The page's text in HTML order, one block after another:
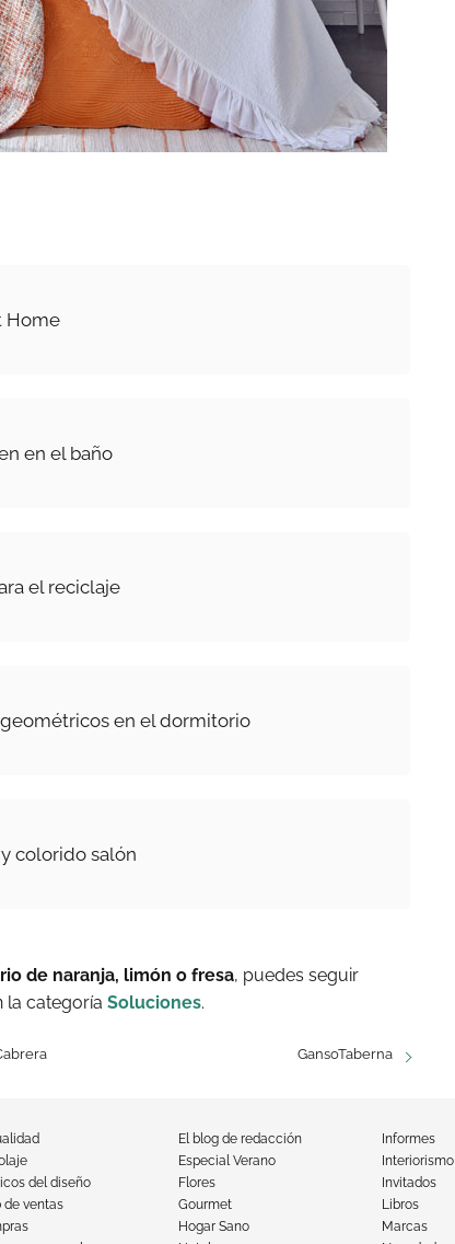
Home
en el baño
el reciclaje
en el dormitorio
colorido salón
de naranja, limón o fresa, puedes seguir
la categoría Soluciones.
GansoTaberna
del diseño
de ventas
El blog de redacción
Especial Verano
Flores
Gourmet
Hogar Sano
Informes
Interiorismo
Invitados
Libros
Marcas